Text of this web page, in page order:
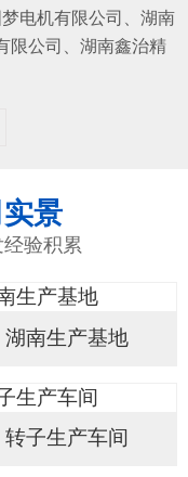
电机有限公司、湖南
限公司、湖南鑫治精
景
验积累
湖南生产基地
转子生产车间